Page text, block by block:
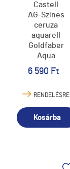
Castell
AG-Színes
ceruza
aquarell
Goldfaber
Aqua
12db-os
fém
6 590 Ft
RENDELÉSRE
Kosárba